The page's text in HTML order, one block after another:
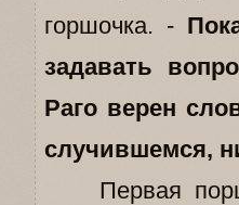
горшочка. -
задавать
Раго верен
случившемся,
Первая